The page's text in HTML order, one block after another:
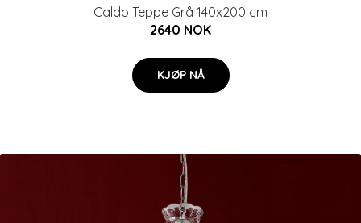
Caldo Teppe Grå 140x200 cm
2640 NOK
KJØP NÅ